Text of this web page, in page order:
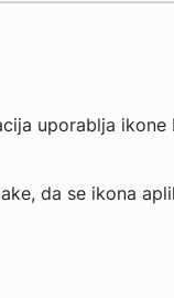
uporablja
da se ikona